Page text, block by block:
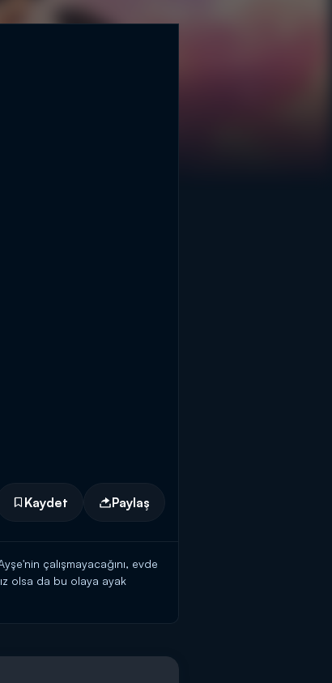
Kaydet Paylaş
çalışmayacağını, evde
olsa da bu olaya ayak